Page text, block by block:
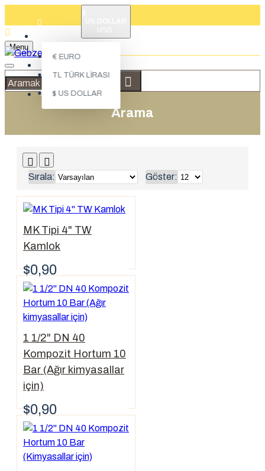
İLETIŞIM
€ EURO
TL TÜRK LIRASI
$ US DOLLAR
Menu
Arama
Sırala: Göster:
MK Tipi 4" TW
Kamlok
$0,90
1 1/2" DN 40
Kompozit Hortum 10
Bar (Ağır kimyasallar
için)
$0,90